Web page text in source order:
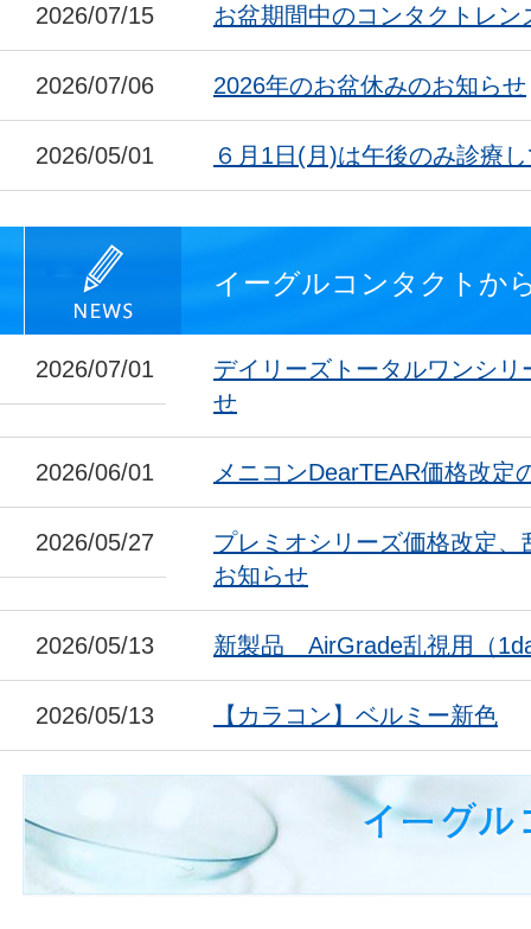
2026/07/15 お盆期間中のコンタクトレン
2026/07/06 2026年のお盆休みのお知らせ
2026/05/01 ６月1日(月)は午後のみ診療
イーグルコンタクトか
2026/07/01
デイリーズトータルワンシ
せ
2026/06/01 メニコンDearTEAR価格改定
2026/05/27
プレミオシリーズ価格改定
お知らせ
2026/05/13 新製品 AirGrade乱視用（
2026/05/13 【カラコン】ベルミー新色